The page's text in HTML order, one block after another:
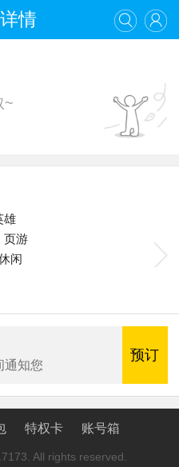
情
~
雄
页游
闲
通知您
预订
特权卡 账号箱
All rights reserved.